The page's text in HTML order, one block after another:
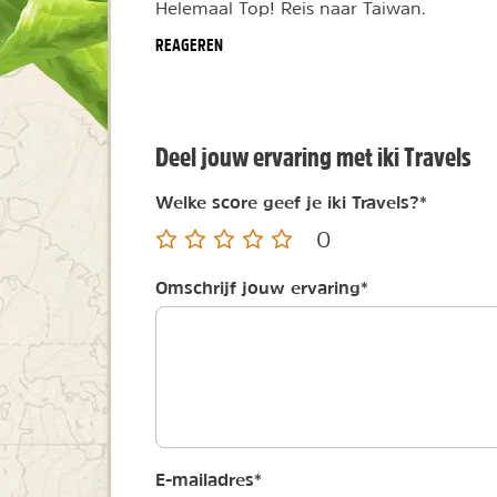
Helemaal Top! Reis naar Taiwan.
REAGEREN
Deel jouw ervaring met iki Travels
Welke score geef je iki Travels?*
0
Omschrijf jouw ervaring*
E-mailadres*